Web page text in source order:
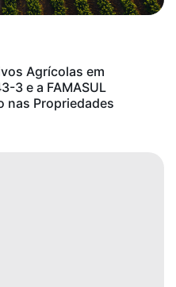
Agrícolas em
3 e a FAMASUL
nas Propriedades